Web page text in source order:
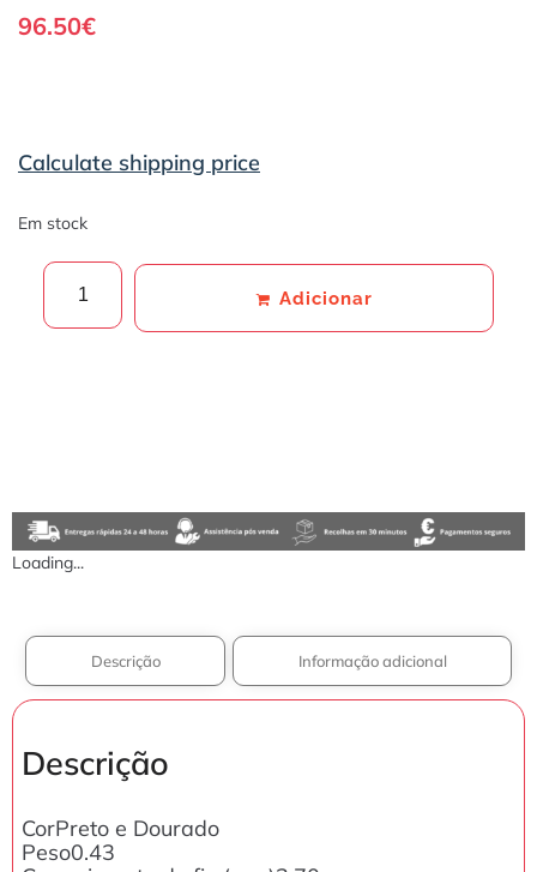
96.50€
Calculate shipping price
Em stock
Adicionar
Loading...
Descrição Informação adicional
Descrição
CorPreto e Dourado
Peso0.43